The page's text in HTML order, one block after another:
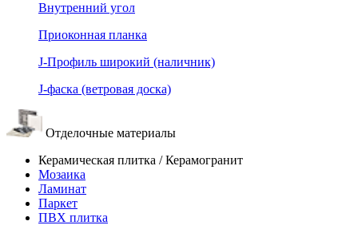
Внутренний угол
Приоконная планка
J-Профиль широкий (наличник)
J-фаска (ветровая доска)
Отделочные материалы
Керамическая плитка / Керамогранит
Мозаика
Ламинат
Паркет
ПВХ плитка